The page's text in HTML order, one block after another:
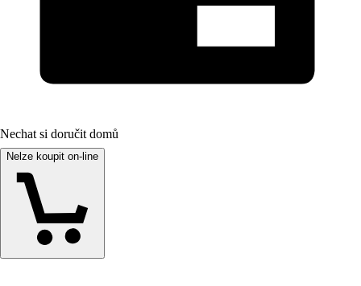
Nechat si doručit domů
Nelze koupit on-line